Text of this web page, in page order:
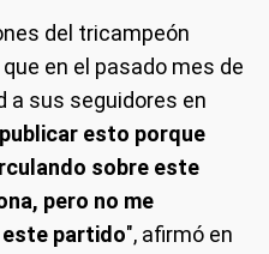
del tricampeón
en el pasado mes de
a sus seguidores en
esto porque
sobre este
pero no me
partido", afirmó en